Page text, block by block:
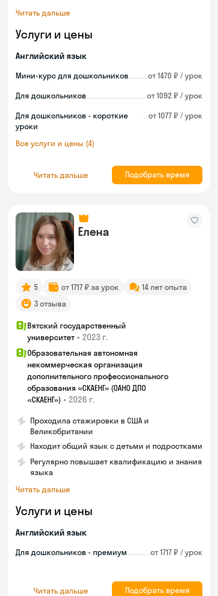
Читать дальше
Услуги и цены
Английский язык
Мини-курс для дошкольников от 1470 ₽ / урок
Для дошкольников от 1092 ₽ / урок
Для дошкольников - короткие
уроки
от 1077 ₽ / урок
Все услуги и цены (4)
Читать дальше Подобрать время
Елена
5 от 1717 ₽ за урок
14 лет опыта
3 отзыва
Вятский государственный
университет • 2023 г.
Образовательная автономная
некоммерческая организация
дополнительного профессионального
образования «СКАЕНГ» (ОАНО ДПО
«СКАЕНГ») • 2026 г.
Проходила стажировки в США и
Великобритании
Находит общий язык с детьми и подростками
Регулярно повышает квалификацию и знания
языка
Читать дальше
Услуги и цены
Английский язык
Для дошкольников - премиум от 1717 ₽ / урок
Читать дальше Подобрать время